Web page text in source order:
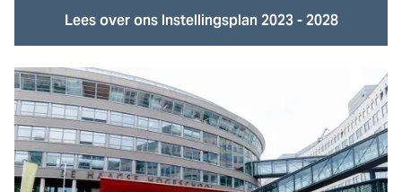
Lees over ons Instellingsplan 2023 - 2028